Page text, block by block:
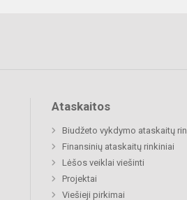
Ataskaitos
Biudžeto vykdymo ataskaitų
Finansinių ataskaitų rinkiniai
Lėšos veiklai viešinti
Projektai
Viešieji pirkimai